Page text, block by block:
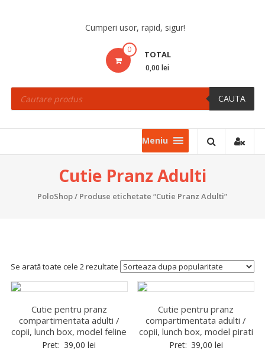
Cumperi usor, rapid, sigur!
0 TOTAL
0,00 lei
Products
search CAUTA
Meniu
Cutie Pranz Adulti
PoloShop/ Produse etichetate “Cutie Pranz Adulti”
Se arată toate cele 2 rezultate
Cutie pentru pranz
compartimentata adulti /
copii, lunch box, model feline
Pret: 39,00lei
Cutie pentru pranz
compartimentata adulti /
copii, lunch box, model pirati
Pret: 39,00 lei